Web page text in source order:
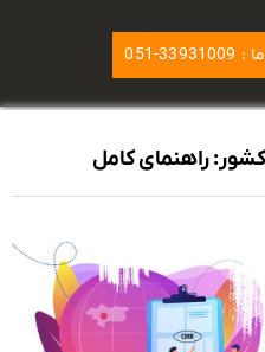
051
راهنمای کامل